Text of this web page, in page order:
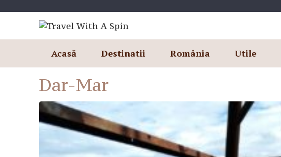
Acasă Destinatii România Utile
Dar-Mar